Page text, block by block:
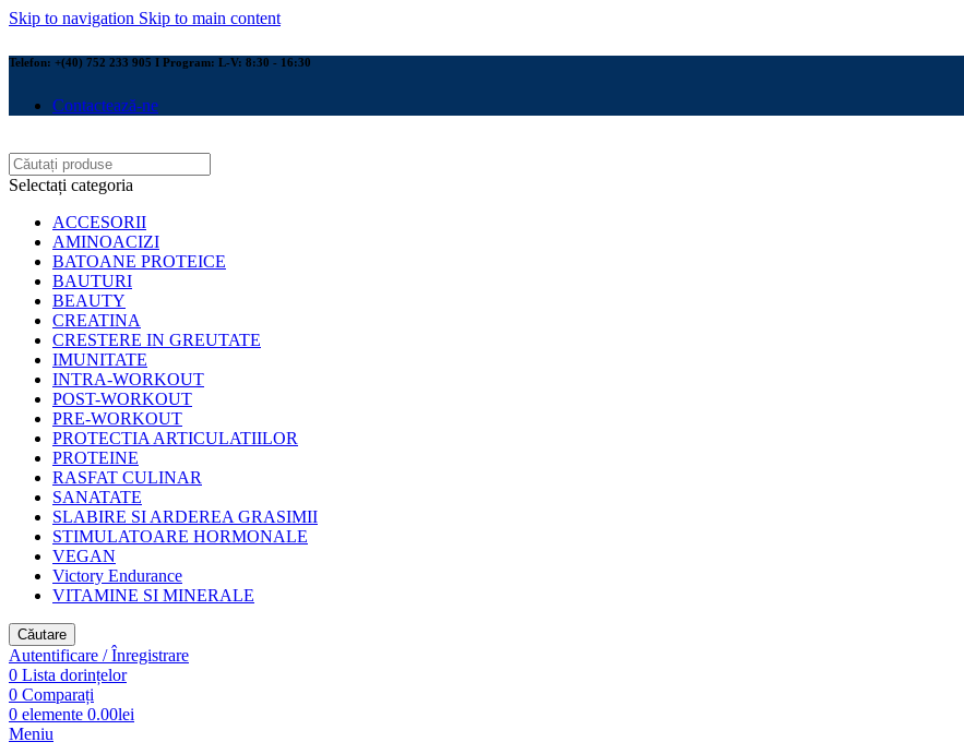
Skip to navigation Skip to main content
Telefon: +(40) 752 233 905 I Program: L-V: 8:30 - 16:30
Contactează-ne
Selectați categoria
ACCESORII
AMINOACIZI
BATOANE PROTEICE
BAUTURI
BEAUTY
CREATINA
CRESTERE IN GREUTATE
IMUNITATE
INTRA-WORKOUT
POST-WORKOUT
PRE-WORKOUT
PROTECTIA ARTICULATIILOR
PROTEINE
RASFAT CULINAR
SANATATE
SLABIRE SI ARDEREA GRASIMII
STIMULATOARE HORMONALE
VEGAN
Victory Endurance
VITAMINE SI MINERALE
Căutare
Autentificare / Înregistrare
0 Lista dorințelor
0 Comparați
0 elemente 0.00lei
Meniu